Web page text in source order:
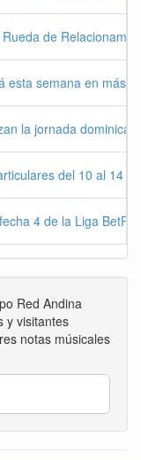
de
esta semana en más
la jornada dominical
del 10 al 14
4 de la Liga
Red Andina
y visitantes
notas músicales